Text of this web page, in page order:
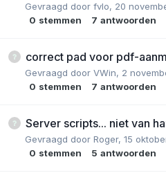
Gevraagd door fvlo, 20
0 stemmen 7 antwoorden
correct pad voor pdf-
Gevraagd door VWin, 2
0 stemmen 7 antwoorden
Server scripts... niet van
Gevraagd door Roger, 15
0 stemmen 5 antwoorden